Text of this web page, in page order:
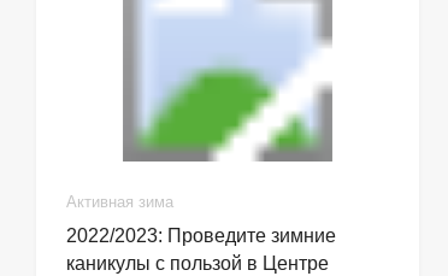
Активная зима
2022/2023: Проведите зимние
каникулы с пользой в Центре